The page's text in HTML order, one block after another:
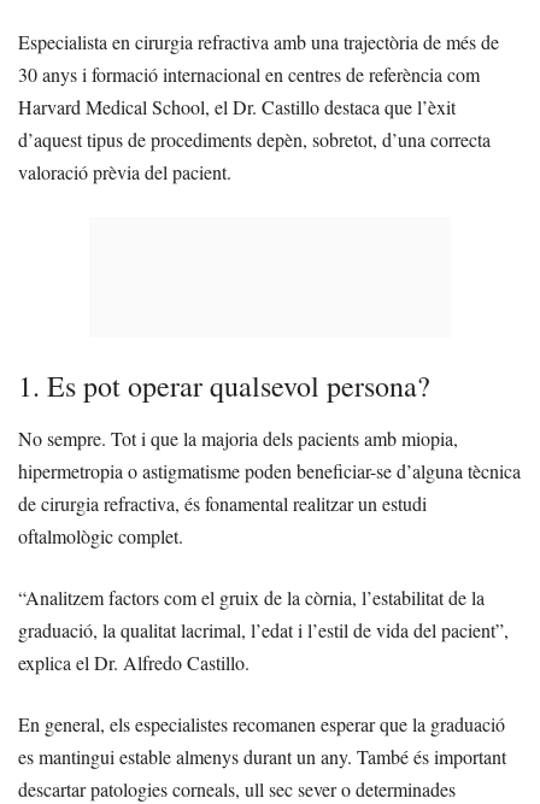
Especialista en cirurgia refractiva amb una trajectòria de més de
30 anys i formació internacional en centres de referència com
Harvard Medical School, el Dr. Castillo destaca que l’èxit
d’aquest tipus de procediments depèn, sobretot, d’una correcta
valoració prèvia del pacient.
1. Es pot operar qualsevol persona?
No sempre. Tot i que la majoria dels pacients amb miopia,
hipermetropia o astigmatisme poden beneficiar-se d’alguna tècnica
de cirurgia refractiva, és fonamental realitzar un estudi
oftalmològic complet.
“Analitzem factors com el gruix de la còrnia, l’estabilitat de la
graduació, la qualitat lacrimal, l’edat i l’estil de vida del pacient”,
explica el Dr. Alfredo Castillo.
En general, els especialistes recomanen esperar que la graduació
es mantingui estable almenys durant un any. També és important
descartar patologies corneals, ull sec sever o determinades